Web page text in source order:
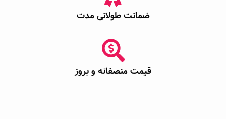
ضمانت طولانی مدت
قیمت منصفانه و بروز